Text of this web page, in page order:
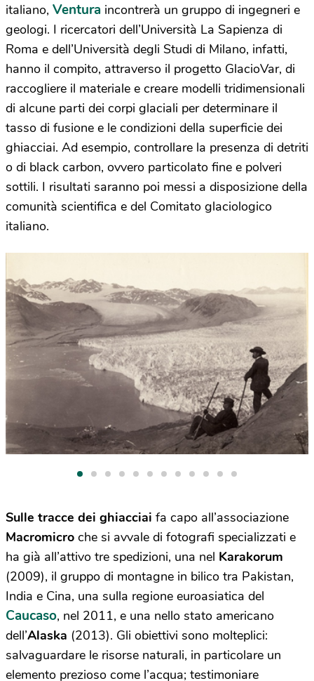
italiano, Ventura incontrerà un gruppo di ingegneri e
geologi. I ricercatori dell’Università La Sapienza di
Roma e dell’Università degli Studi di Milano, infatti,
hanno il compito, attraverso il progetto GlacioVar, di
raccogliere il materiale e creare modelli tridimensionali
di alcune parti dei corpi glaciali per determinare il
tasso di fusione e le condizioni della superficie dei
ghiacciai. Ad esempio, controllare la presenza di detriti
o di black carbon, ovvero particolato fine e polveri
sottili. I risultati saranno poi messi a disposizione della
comunità scientifica e del Comitato glaciologico
italiano.
Sulle tracce dei ghiacciai fa capo all’associazione
Macromicro che si avvale di fotografi specializzati e
ha già all’attivo tre spedizioni, una nel Karakorum
(2009), il gruppo di montagne in bilico tra Pakistan,
India e Cina, una sulla regione euroasiatica del
Caucaso, nel 2011, e una nello stato americano
dell’Alaska (2013). Gli obiettivi sono molteplici:
salvaguardare le risorse naturali, in particolare un
elemento prezioso come l’acqua; testimoniare